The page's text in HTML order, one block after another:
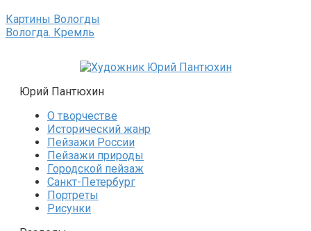
Картины Вологды
Вологда. Кремль
Юрий Пантюхин
О творчестве
Исторический жанр
Пейзажи России
Пейзажи природы
Городской пейзаж
Санкт-Петербург
Портреты
Рисунки